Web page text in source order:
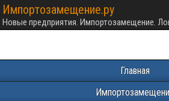
Импортозамещение.ру
Новые предприятия. Импортозамещение.
Главная